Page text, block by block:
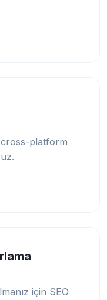
platform
için SEO